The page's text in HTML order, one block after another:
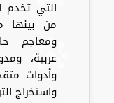
التي تخدم
من بينها
ومعاجم
عربية،
وأدوات
واستخراج